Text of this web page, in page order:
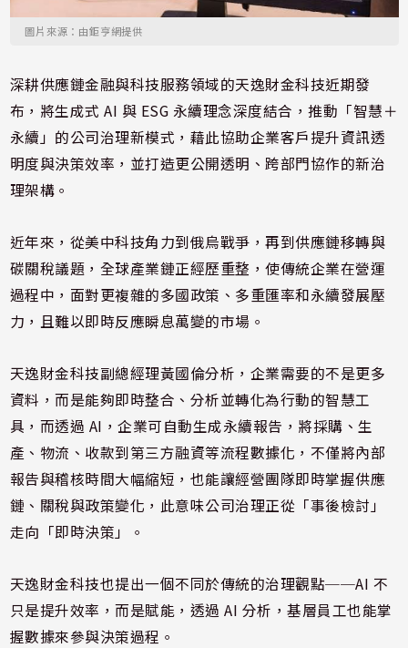
圖片來源：由鉅亨網提供
深耕供應鏈金融與科技服務領域的天逸財金科技近期發
布，將生成式 AI 與 ESG 永續理念深度結合，推動「智慧＋
永續」的公司治理新模式，藉此協助企業客戶提升資訊透
明度與決策效率，並打造更公開透明、跨部門協作的新治
理架構。
近年來，從美中科技角力到俄烏戰爭，再到供應鏈移轉與
碳關稅議題，全球產業鏈正經歷重整，使傳統企業在營運
過程中，面對更複雜的多國政策、多重匯率和永續發展壓
力，且難以即時反應瞬息萬變的市場。
天逸財金科技副總經理黃國倫分析，企業需要的不是更多
資料，而是能夠即時整合、分析並轉化為行動的智慧工
具，而透過 AI，企業可自動生成永續報告，將採購、生
產、物流、收款到第三方融資等流程數據化，不僅將內部
報告與稽核時間大幅縮短，也能讓經營團隊即時掌握供應
鏈、關稅與政策變化，此意味公司治理正從「事後檢討」
走向「即時決策」。
天逸財金科技也提出一個不同於傳統的治理觀點──AI 不
只是提升效率，而是賦能，透過 AI 分析，基層員工也能掌
握數據來參與決策過程。